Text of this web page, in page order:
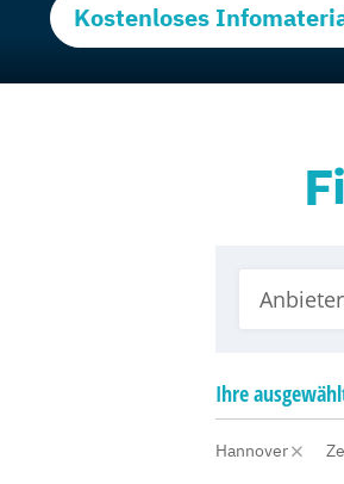
Kostenloses
Ihre
Hannover